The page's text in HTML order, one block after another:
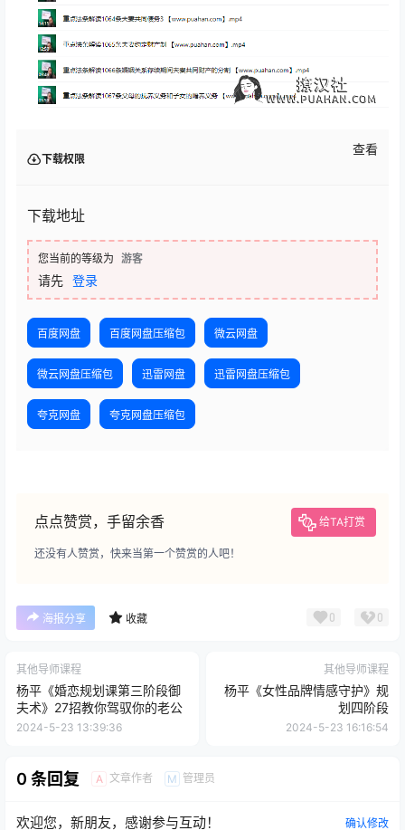
下载权限
查看
下载地址
您当前的等级为 游客
请先 登录
百度网盘 百度网盘压缩包 微云网盘
微云网盘压缩包 迅雷网盘 迅雷网盘压缩包
夸克网盘 夸克网盘压缩包
点点赞赏，手留余香 给TA打赏
还没有人赞赏，快来当第一个赞赏的人吧！
海报分享 收藏 0 0
其他导师课程
杨平《婚恋规划课第三阶段御
夫术》27招教你驾驭你的老公
2024-5-23 13:39:36
其他导师课程
杨平《女性品牌情感守护》规
划四阶段
2024-5-23 16:16:54
0 条回复 A 文章作者 M 管理员
欢迎您，新朋友，感谢参与互动！ 确认修改